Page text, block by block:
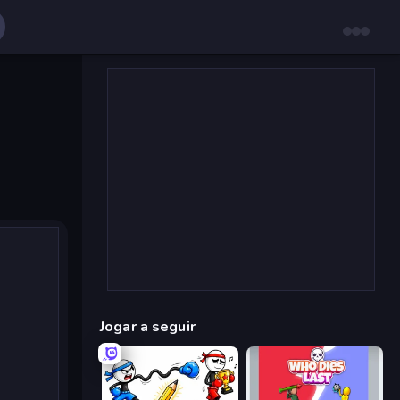
Jogar a seguir